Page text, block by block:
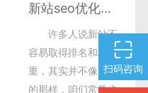
新站seo优化快速排名提升网站权重绝招
许多人说新站不
容易取得排名和权
重，其实并不像所想
的那样，咱们常常也
扫码咨询